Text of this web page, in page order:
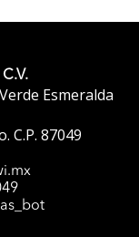
Esmeralda
C.P. 87049